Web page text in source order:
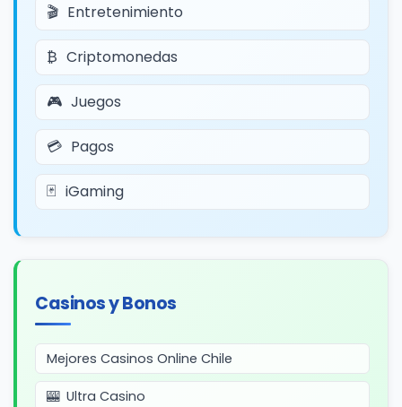
Entretenimiento
Criptomonedas
Juegos
Pagos
iGaming
Casinos y Bonos
Mejores Casinos Online Chile
Ultra Casino